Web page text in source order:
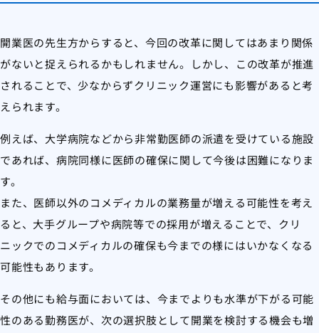
開業医の先生方からすると、今回の改革に関してはあまり関係
がないと捉えられるかもしれません。しかし、この改革が推進
されることで、少なからずクリニック運営にも影響があると考
えられます。
例えば、大学病院などから非常勤医師の派遣を受けている施設
であれば、病院同様に医師の確保に関して今後は困難になりま
す。
また、医師以外のコメディカルの業務量が増える可能性を考え
ると、大手グループや病院等での採用が増えることで、クリ
ニックでのコメディカルの確保も今までの様にはいかなくなる
可能性もあります。
その他にも給与面においては、今までよりも水準が下がる可能
性のある勤務医が、次の選択肢として開業を検討する機会も増